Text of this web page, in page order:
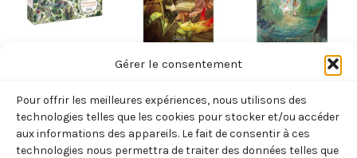
Gérer le consentement
Pour offrir les meilleures expériences, nous utilisons des
technologies telles que les cookies pour stocker et/ou accéder
aux informations des appareils. Le fait de consentir à ces
technologies nous permettra de traiter des données telles que
LA FORET –
PUZZLE DE 500
PIECES (BRUN-
ENFANTS
FANTASTIQUES
T01 – VOL01
(KAZIYA)
MAGIQUE DE
HOSHIGAHARA
T1 (IWAOKA